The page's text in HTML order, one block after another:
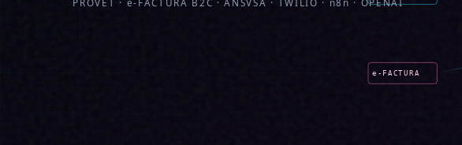
format structurat pe care propriul lor dispecerat îl putea ingera direct. Doar acest canal a
Inițial, am dat agentului permisiunea să auto-corecteze un cod NC8 dacă nu era de acord
agentul, „util", schimbase un cod de textile care pe hârtie era o îmbunătățire, dar în
Am învățat pe pielea noastră să nu auto-rezolvăm disputele cu șoferii. Un șofer a
palet lipsă" — tehnic corect, dar a aterizat într-un fir WhatsApp cu un client pe care